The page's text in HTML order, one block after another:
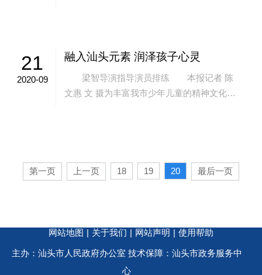
21
2020-09
融入汕头元素 润泽孩子心灵
梁智导演指导演员排练 本报记者 陈
文惠 文 摄为丰富我市少年儿童的精神文化生
第一页 上一页 18 19 20 最后一页
网站地图 | 关于我们 | 网站声明 | 使用帮助
主办：汕头市人民政府办公室 技术保障：汕头市政务服务中
心